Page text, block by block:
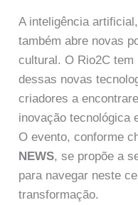
A inteligência
também abre novas
cultural. O Rio2C tem
dessas novas
criadores a
inovação tecnológica
O evento, conforme
NEWS, se propõe a
para navegar neste
transformação.